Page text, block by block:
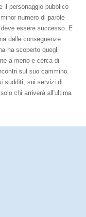
il personaggio pubblico
numero di parole
essere successo. E
dalle conseguenze
ha scoperto quegli
a meno e cerca di
sul suo cammino.
sudditi, sui servizi di
chi arriverà all'ultima